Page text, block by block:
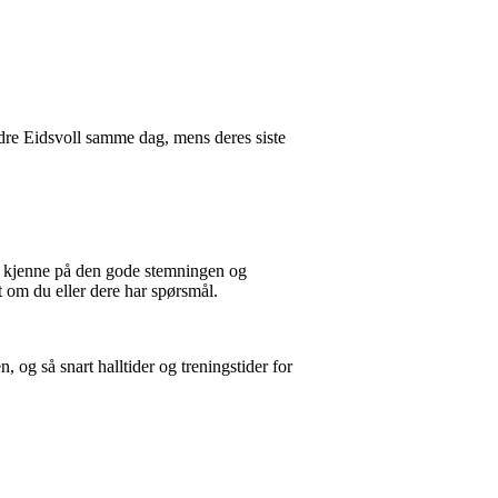
Eidsvoll samme dag, mens deres siste
på den gode stemningen og
du eller dere har spørsmål.
og så snart halltider og treningstider for